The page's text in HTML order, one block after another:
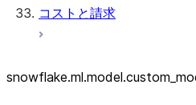
コストと請求
snowflake.ml.model.custom_